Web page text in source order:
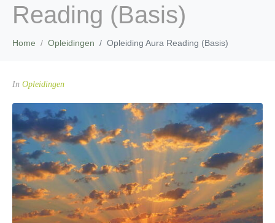
Reading (Basis)
Home Opleidingen Opleiding Aura Reading (Basis)
In Opleidingen